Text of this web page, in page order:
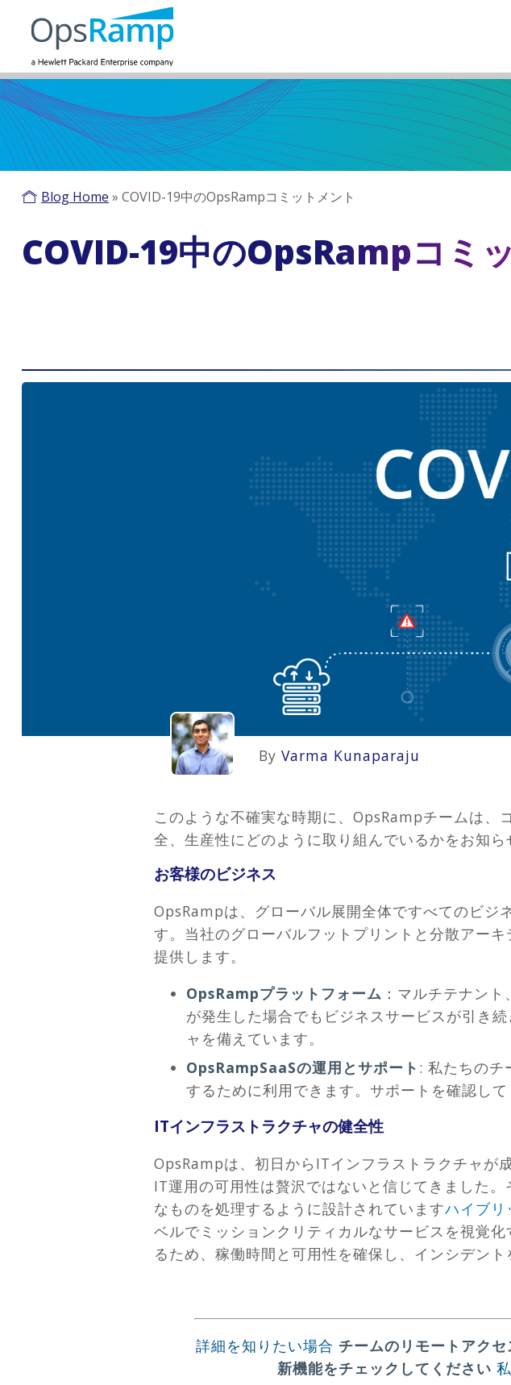
Blog Home » COVID-19中のOpsRampコミットメント
COVID-19中のOpsRampコミ
By Varma Kunaparaju
このような不確実な時期に、OpsRampチームは、
全、生産性にどのように取り組んでいるかをお知ら
お客様のビジネス
OpsRampは、グローバル展開全体ですべてのビジ
す。当社のグローバルフットプリントと分散アー
提供します。
OpsRampプラットフォーム ： マルチテナント
が発生した場合でもビジネスサービスが引き
ャを備えています。
OpsRampSaaSの運用とサポート : 私たちのチ
するために利用できます。サポートを確認し
ITインフラストラクチャの健全性
OpsRampは、初日からITインフラストラクチャが
IT運用の可用性は贅沢ではないと信じてきました
なものを処理するように設計されていますハイブリ
ベルでミッションクリティカルなサービスを視覚
るため、稼働時間と可用性を確保し、インシデン
詳細を知りたい場合 チームのリモートアクセ
新機能をチェックしてください